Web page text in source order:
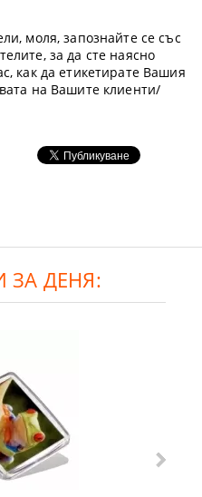
моля, запознайте се със
за да сте наясно
как да етикетирате Вашия
на Вашите клиенти/
ЗА ДЕНЯ: